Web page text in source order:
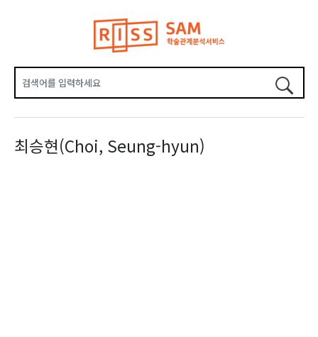
최승현(Choi, Seung-hyun)